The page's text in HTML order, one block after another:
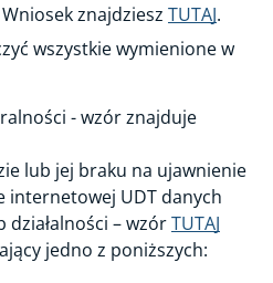
znajdziesz TUTAJ.
wszystkie wymienione w
- wzór znajduje
lub jej braku na ujawnienie
internetowej UDT danych
– wzórTUTAJ
jedno z poniższych: